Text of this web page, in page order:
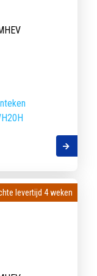
levertijd 4 weken
levertijd 4 weken